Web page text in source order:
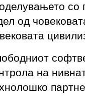
со
од
на